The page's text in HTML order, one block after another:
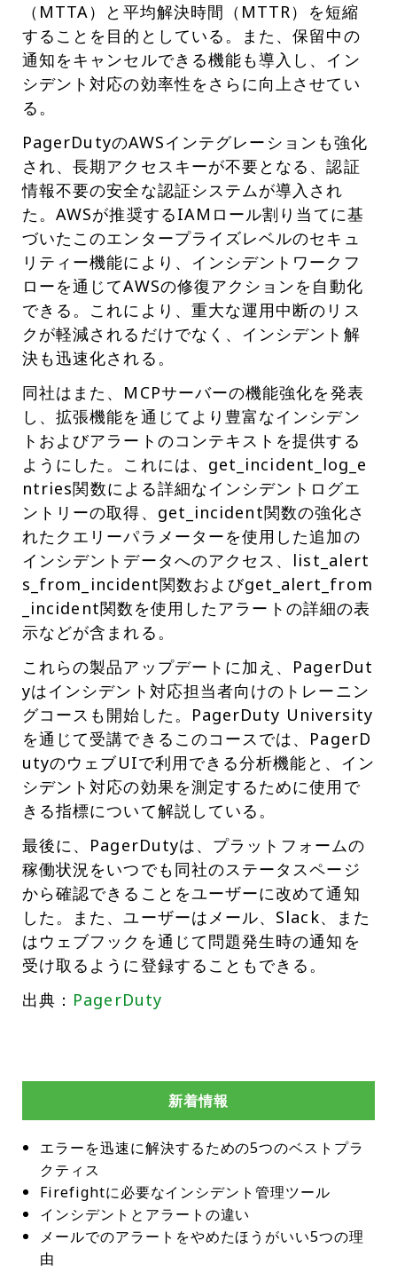
（MTTA）と平均解決時間（MTTR）を短縮
することを目的としている。また、保留中の
通知をキャンセルできる機能も導入し、イン
シデント対応の効率性をさらに向上させてい
る。
PagerDutyのAWSインテグレーションも強化
され、長期アクセスキーが不要となる、認証
情報不要の安全な認証システムが導入され
た。AWSが推奨するIAMロール割り当てに基
づいたこのエンタープライズレベルのセキュ
リティー機能により、インシデントワークフ
ローを通じてAWSの修復アクションを自動化
できる。これにより、重大な運用中断のリス
クが軽減されるだけでなく、インシデント解
決も迅速化される。
同社はまた、MCPサーバーの機能強化を発表
し、拡張機能を通じてより豊富なインシデン
トおよびアラートのコンテキストを提供する
ようにした。これには、get_incident_log_e
ntries関数による詳細なインシデントログエ
ントリーの取得、get_incident関数の強化さ
れたクエリーパラメーターを使用した追加の
インシデントデータへのアクセス、list_alert
s_from_incident関数およびget_alert_from
_incident関数を使用したアラートの詳細の表
示などが含まれる。
これらの製品アップデートに加え、PagerDut
yはインシデント対応担当者向けのトレーニン
グコースも開始した。PagerDuty University
を通じて受講できるこのコースでは、PagerD
utyのウェブUIで利用できる分析機能と、イン
シデント対応の効果を測定するために使用で
きる指標について解説している。
最後に、PagerDutyは、プラットフォームの
稼働状況をいつでも同社のステータスページ
から確認できることをユーザーに改めて通知
した。また、ユーザーはメール、Slack、また
はウェブフックを通じて問題発生時の通知を
受け取るように登録することもできる。
出典： PagerDuty
新着情報
エラーを迅速に解決するための5つのベストプラ
クティス
Firefightに必要なインシデント管理ツール
インシデントとアラートの違い
メールでのアラートをやめたほうがいい5つの理
由